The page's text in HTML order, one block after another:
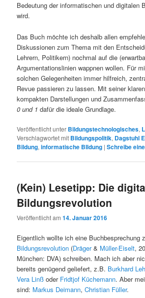
Bedeutung der informatischen und digitalen
wird.
Das Buch möchte ich deshalb allen
Diskussionen zum Thema mit den
Lehrern, Politikern) nochmal auf die
Argumentationslinien wappnen wollen. Für
solchen Gelegenheiten immer hilfreich,
Revue passieren zu lassen. Mit seiner
kompakten Darstellungen und
0 und 1 dafür die ideale Grundlage.
Veröffentlicht unter Bildungstechnologisches,
Verschlagwortet mit Bildungspolitik, Dagstuhl
Bildung,informatische BIldung |Schreibe
(Kein) Lesetipp: Die
Bildungsrevolution
Veröffentlicht am14. Januar 2016
Eigentlich wollte ich eine Buchbesprechung
Bildungsrevolution (Dräger& Müller-Eiselt,
München: DVA) schreiben. Mach ich aber
bereits genügend geliefert, z.B. Burkhard
Vera Linß oder Fridtjof Küchemann. Aber
sind: Markus Deimann,Christian Füller.